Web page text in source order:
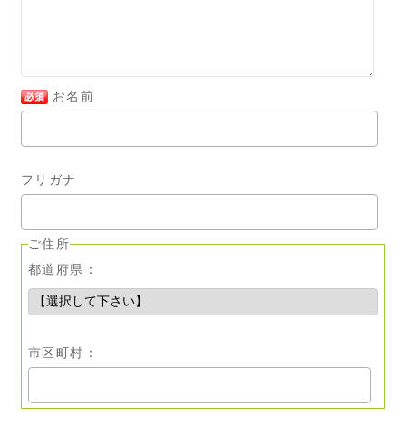
お名前
フリガナ
ご住所
都道府県：
市区町村：